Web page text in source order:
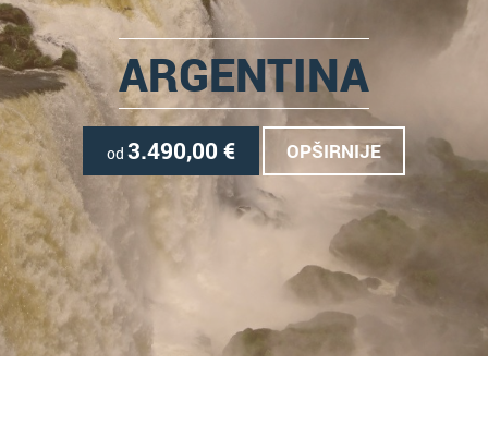
ARGENTINA
od 3.490,00 € OPŠIRNIJE